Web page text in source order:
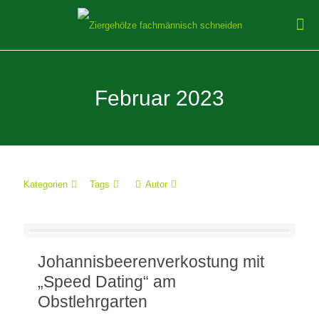
Februar 2023
Kategorien Tags Autor
Johannisbeerenverkostung mit
„Speed Dating“ am
Obstlehrgarten